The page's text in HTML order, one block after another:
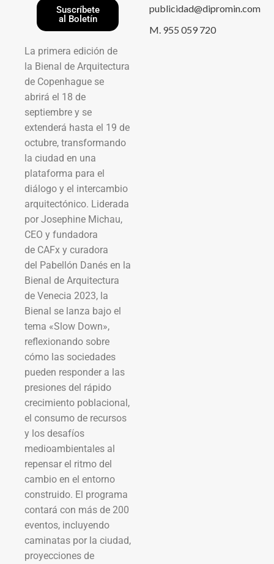
Suscríbete
al Boletín
La primera edición de
la Bienal de Arquitectura
de Copenhague se
abrirá el 18 de
septiembre y se
extenderá hasta el 19 de
octubre, transformando
la ciudad en una
plataforma para el
diálogo y el intercambio
arquitectónico. Liderada
por Josephine Michau,
CEO y fundadora
de CAFx y curadora
del Pabellón Danés en la
Bienal de Arquitectura
de Venecia 2023, la
Bienal se lanza bajo el
tema «Slow Down»,
reflexionando sobre
cómo las sociedades
pueden responder a las
presiones del rápido
crecimiento poblacional,
el consumo de recursos
y los desafíos
medioambientales al
repensar el ritmo del
cambio en el entorno
construido. El programa
contará con más de 200
eventos, incluyendo
caminatas por la ciudad,
proyecciones de
publicidad@dipromin.com
M. 955 059 720